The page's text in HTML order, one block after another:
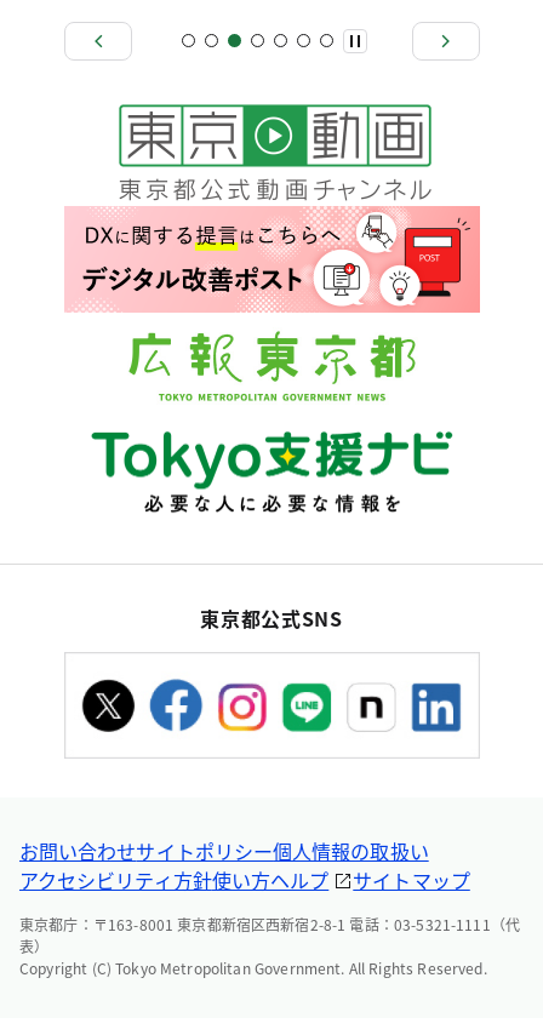
東京都公式SNS
お問い合わせサイトポリシー個人情報の取扱い
アクセシビリティ方針使い方ヘルプ サイトマップ
東京都庁：〒163-8001 東京都新宿区西新宿2-8-1 電話：03-5321-1111（代
表）
Copyright (C) Tokyo Metropolitan Government. All Rights Reserved.